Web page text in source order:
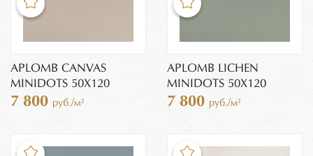
APLOMB CANVAS
MINIDOTS 50X120
7 800 руб./м²
APLOMB LICHEN
MINIDOTS 50X120
7 800 руб./м²